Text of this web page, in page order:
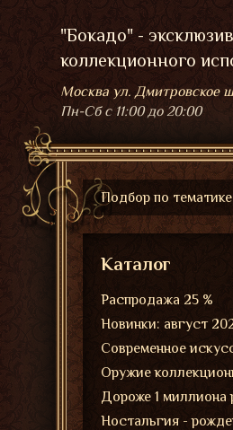
"Бокадо" -
коллекционного
Москва ул. Дмитровское
Пн-Сбс 11:00 до 20:00
Подбор по тематике
Каталог
Распродажа 25 %
Новинки: август
Современное
Оружие
Дороже 1 миллиона
Ностальгия -